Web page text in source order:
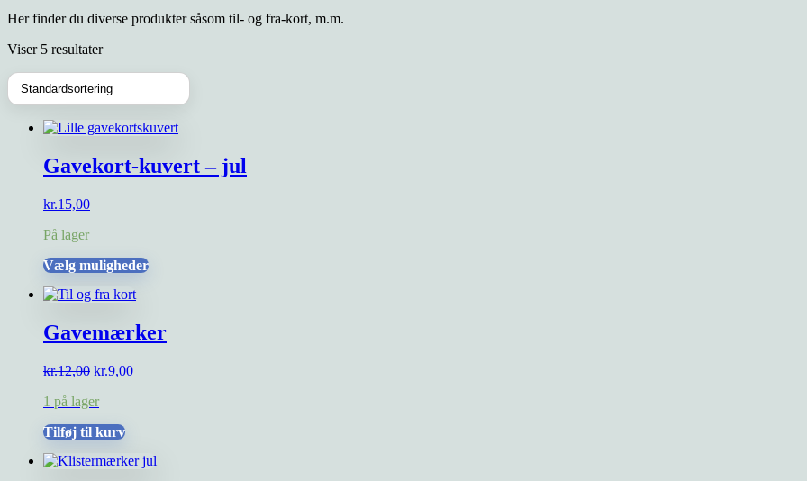
Her finder du diverse produkter såsom til- og fra-kort, m.m.
Viser 5 resultater
Gavekort-kuvert – jul
kr.15,00
På lager
Vælg mulighederDette
varianter.
Mulighederne
Gavemærker
kr.12,00 Den
pris
kr.12,00.
kr.9,00Den
1 på lager
Tilføj til kurv